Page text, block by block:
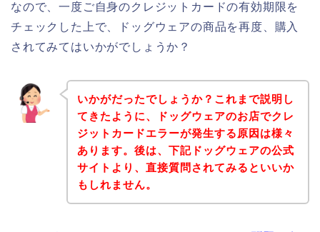
なので、一度ご自身のクレジットカードの有効期限を
チェックした上で、ドッグウェアの商品を再度、購入
されてみてはいかがでしょうか？
いかがだったでしょうか？これまで説明し
てきたように、ドッグウェアのお店でクレ
ジットカードエラーが発生する原因は様々
あります。後は、下記ドッグウェアの公式
サイトより、直接質問されてみるといいか
もしれません。